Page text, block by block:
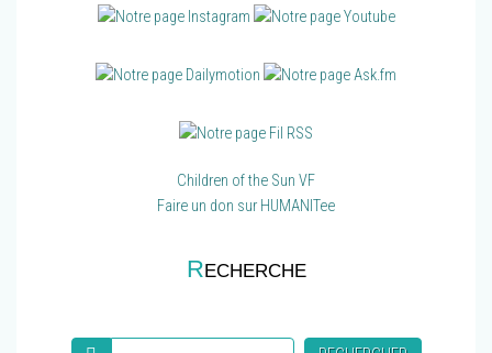
Children of the Sun VF
Faire un don sur HUMANITee
RECHERCHE